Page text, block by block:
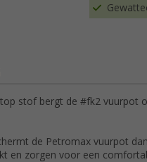
stof bergt de #fk2 vuurpot
de Petromax vuurpot
en zorgen voor een